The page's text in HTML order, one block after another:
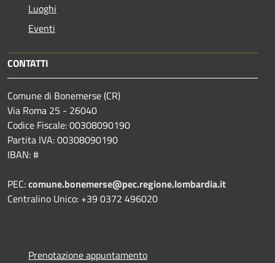
Luoghi
Eventi
CONTATTI
Comune di Bonemerse (CR)
Via Roma 25 - 26040
Codice Fiscale: 00308090190
Partita IVA: 00308090190
IBAN: #
PEC:comune.bonemerse@pec.regione.lombardia.it
Centralino Unico: +39 0372 496020
Prenotazione appuntamento